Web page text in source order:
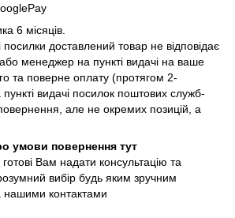
6 місяців.
доставлений товар не відповідає
менеджер на пункті видачі на ваше
та поверне оплату (протягом 2-
видачі посилок поштових служб-
але не окремих позицій, а
умови повернення тут
Вам надати консультацію та
вибір будь яким зручним
нашими контактами